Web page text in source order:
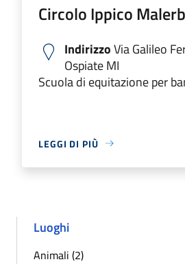
Circolo Ippico
IndirizzoVia Galileo
Ospiate MI
Scuola di equitazione per
LEGGI DI PIÙ
Luoghi
Animali (2)